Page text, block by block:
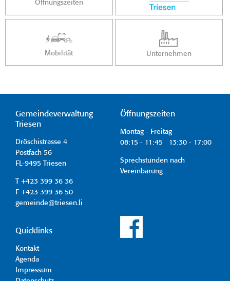
Öffnungszeiten
Mobilität Unternehmen
Gemeindeverwaltung
Triesen
Dröschistrasse 4
Postfach 56
FL-9495 Triesen
T +423 399 36 36
F +423 399 36 50
gemeinde@triesen.li
Öffnungszeiten
Montag - Freitag
08:15 - 11:45 13:30 - 17:00
Sprechstunden nach
Vereinbarung
Quicklinks
Kontakt
Agenda
Impressum